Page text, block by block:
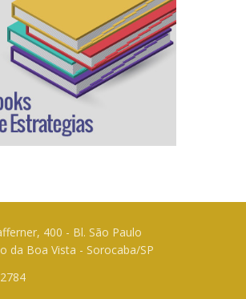
400 - Bl. São Paulo
da Boa Vista - Sorocaba/SP